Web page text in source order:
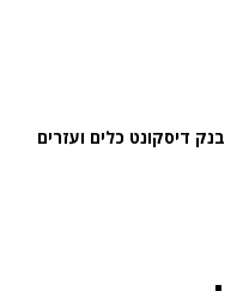
בנק דיסקונט כלים ועזרים